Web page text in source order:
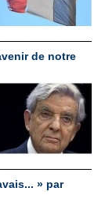
de notre
» par